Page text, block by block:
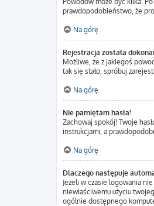
prawdopodobieństwo, że
Na górę
Rejestracja została
Możliwe, że z jakiegoś
tak się stało, spróbuj
Na górę
Nie pamiętam hasła!
Zachowaj spokój! Twoje
instrukcjami, a
Na górę
Dlaczego następuje
Jeżeli w czasie logowania
niewłaściwemu użyciu
ogólnie dostępnego